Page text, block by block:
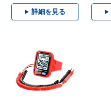
詳細を見る